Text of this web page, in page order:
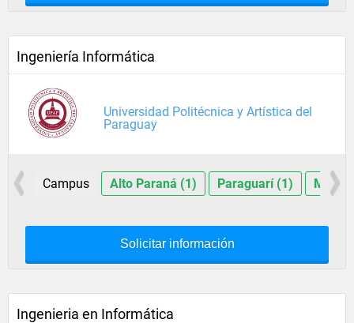
Ingeniería Informática
Universidad Politécnica y Artística del
Paraguay
Campus Alto Paraná (1) Paraguarí (1)
Solicitar información
Ingenieria en Informática